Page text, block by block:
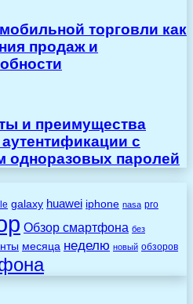
торговли как
продаж и
и преимущества
с
одноразовых паролей
galaxy huawei iphone nasa pro
Обзор смартфона без
месяца неделю новый обзоров